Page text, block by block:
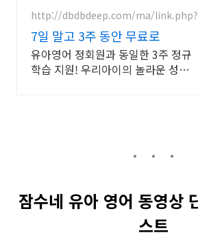
http://dbdbdeep.com/ma/
7일 말고 3주 동안 무료로
유아영어 정회원과 동일한 3주 정규
학습 지원! 우리아이의 놀라운 성장
잠수네 유아 영어 동영상
스트